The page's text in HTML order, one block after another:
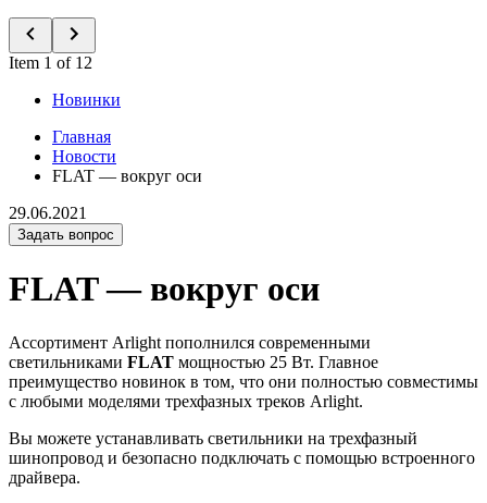
Item 1 of 12
Новинки
Главная
Новости
FLAT — вокруг оси
29.06.2021
Задать вопрос
FLAT — вокруг оси
Ассортимент Arlight пополнился современными
светильниками FLAT мощностью 25 Вт. Главное
преимущество новинок в том, что они полностью совместимы
с любыми моделями трехфазных треков Arlight.
Вы можете устанавливать светильники на трехфазный
шинопровод и безопасно подключать с помощью встроенного
драйвера.